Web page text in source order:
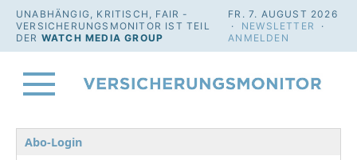
UNABHÄNGIG, KRITISCH, FAIR -
VERSICHERUNGSMONITOR IST TEIL
DER WATCH MEDIA GROUP
FR. 7. AUGUST 2026
· NEWSLETTER
·
ANMELDEN
Abo-Login